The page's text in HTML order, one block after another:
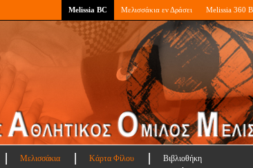
Melissia BC Μελισσάκια εν Δράσει Melissia 360
Μελισσάκια Κάρτα Φίλου Βιβλιοθήκη